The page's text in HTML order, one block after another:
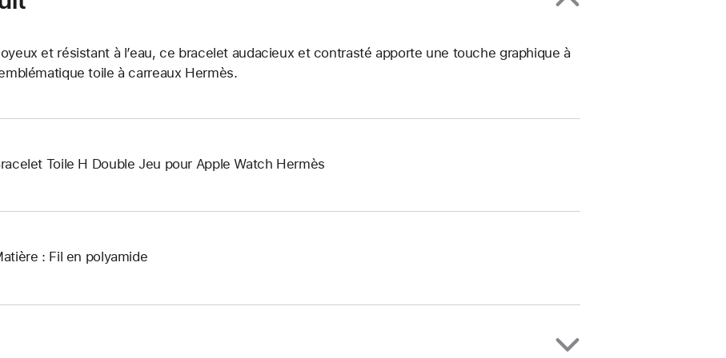
et résistant à l’eau, ce bracelet audacieux et contrasté apporte une touche graphique à
toile à carreaux Hermès.
Toile H Double Jeu pour Apple Watch Hermès
: Fil en polyamide